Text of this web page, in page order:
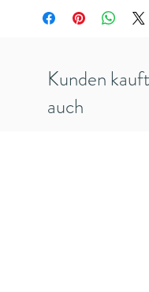
Klappkarte,
Maße 125 x 135 mm
Kunden
auch